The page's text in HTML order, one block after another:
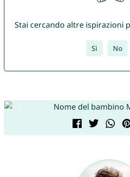
Stai cercando altre ispirazioni
Sì No